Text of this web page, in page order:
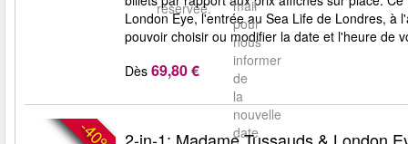
réservée.
mail
pour
nous
informer
de
la
nouvelle
date
London Eye, l'entrée au Sea Life de Londres, à
pouvoir choisir ou modifier la date et l'heure de
Dès 69,80 €